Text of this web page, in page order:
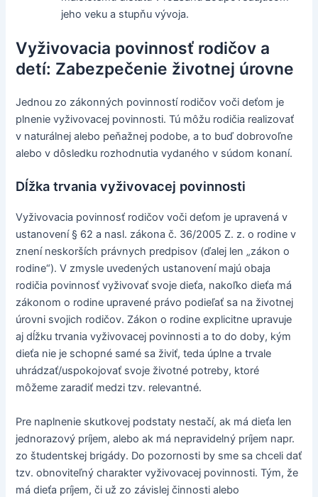
jeho veku a stupňu vývoja.
Vyživovacia povinnosť rodičov a
detí: Zabezpečenie životnej úrovne
Jednou zo zákonných povinností rodičov voči deťom je
plnenie vyživovacej povinnosti. Tú môžu rodičia realizovať
v naturálnej alebo peňažnej podobe, a to buď dobrovoľne
alebo v dôsledku rozhodnutia vydaného v súdom konaní.
Dĺžka trvania vyživovacej povinnosti
Vyživovacia povinnosť rodičov voči deťom je upravená v
ustanovení § 62 a nasl. zákona č. 36/2005 Z. z. o rodine v
znení neskorších právnych predpisov (ďalej len „zákon o
rodine“). V zmysle uvedených ustanovení majú obaja
rodičia povinnosť vyživovať svoje dieťa, nakoľko dieťa má
zákonom o rodine upravené právo podieľať sa na životnej
úrovni svojich rodičov. Zákon o rodine explicitne upravuje
aj dĺžku trvania vyživovacej povinnosti a to do doby, kým
dieťa nie je schopné samé sa živiť, teda úplne a trvale
uhrádzať/uspokojovať svoje životné potreby, ktoré
môžeme zaradiť medzi tzv. relevantné.
Pre naplnenie skutkovej podstaty nestačí, ak má dieťa len
jednorazový príjem, alebo ak má nepravidelný príjem napr.
zo študentskej brigády. Do pozornosti by sme sa chceli dať
tzv. obnoviteľný charakter vyživovacej povinnosti. Tým, že
má dieťa príjem, či už zo závislej činnosti alebo